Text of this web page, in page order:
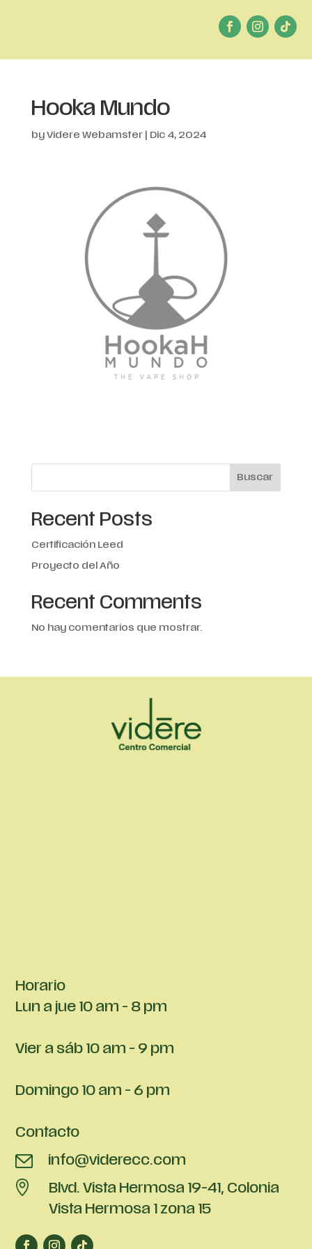
Hooka Mundo
by Videre Webamster| Dic 4, 2024
Buscar
Recent Posts
Certificación Leed
Proyecto del Año
Recent Comments
No hay comentarios que mostrar.
Horario
Lun a jue 10 am - 8 pm
Vier a sáb 10 am - 9 pm
Domingo 10 am - 6 pm
Contacto
info@viderecc.com
Blvd. Vista Hermosa 19-41, Colonia
Vista Hermosa 1 zona 15